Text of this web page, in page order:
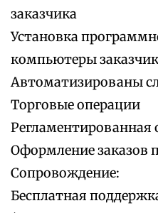
заказчика
Установка
компьютеры
Автоматизированы
Торговые операции
Регламентированная
Оформление заказов
Сопровождение:
Бесплатная